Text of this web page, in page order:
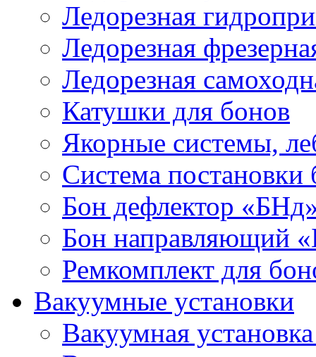
Ледорезная
Ледорезная
Ледорезная
Катушки для бонов
Якорные системы,
Система
Бон дефлектор
Бон направляющий
Ремкомплект для
Вакуумные установки
Вакуумная